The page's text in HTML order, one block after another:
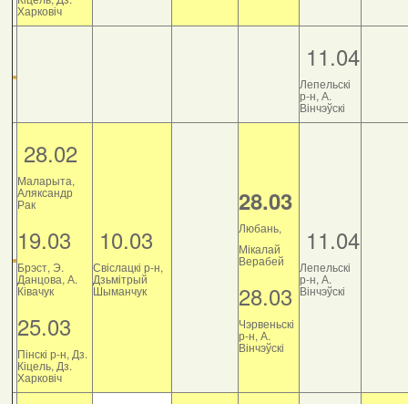
Харковіч
11.04
Лепельскі
р-н, А.
Вінчэўскі
28.02
Маларыта,
Аляксандр
Рак
19.03
Брэст, Э.
Данцова, А.
Ківачук
25.03
Пінскі р-н, Дз.
Кіцель, Дз.
Харковіч
10.03
Свіслацкі р-н,
Дзьмітрый
Шыманчук
28.03
Любань,
Мікалай
Верабей
28.03
Чэрвеньскі
р-н, А.
Вінчэўскі
11.04
Лепельскі
р-н, А.
Вінчэўскі